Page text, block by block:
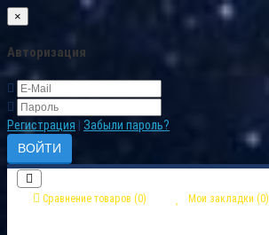
×
Авторизация
Регистрация Забыли пароль?
Мои закладки (0)
Сравнение товаров (0)